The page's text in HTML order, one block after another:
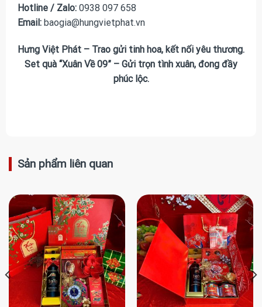
Hotline / Zalo:0938 097 658
Email: baogia@hungvietphat.vn
Hưng Việt Phát – Trao gửi tinh hoa, kết nối yêu thương.
Set quà “Xuân Về 09” – Gửi trọn tình xuân, đong đầy
phúc lộc.
Sản phẩm liên quan